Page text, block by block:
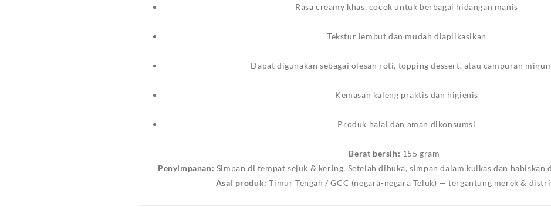
Rasa creamy khas, cocok untuk berbagai hidangan manis
Tekstur lembut dan mudah diaplikasikan
Dapat digunakan sebagai olesan roti, topping dessert, atau campuran
Kemasan kaleng praktis dan higienis
Produk halal dan aman dikonsumsi
Berat bersih: 155 gram
Penyimpanan: Simpan di tempat sejuk & kering. Setelah dibuka, simpan dalam kulkas dan habiskan
Asal produk: Timur Tengah / GCC (negara-negara Teluk) — tergantung merek &